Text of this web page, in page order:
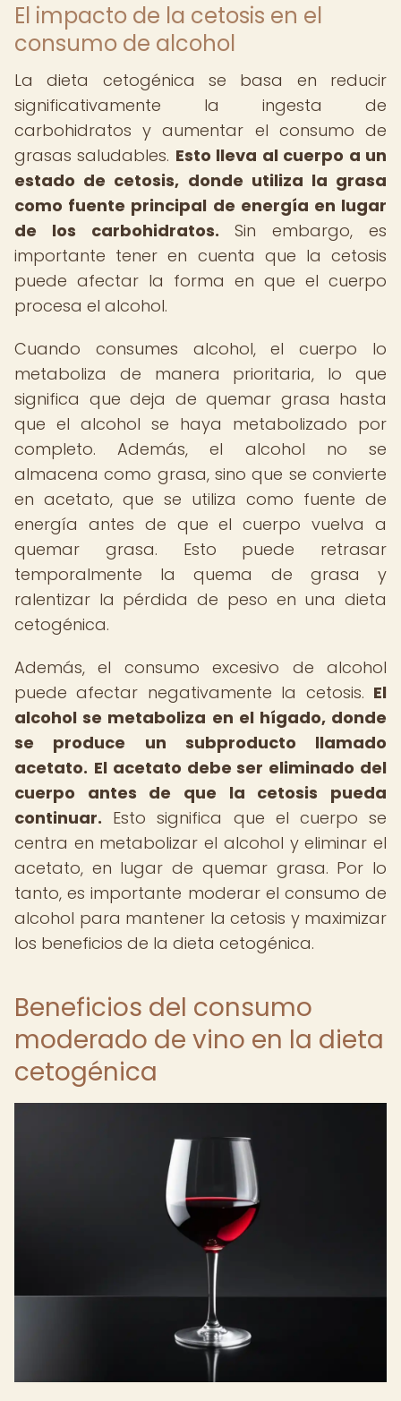
El impacto de la cetosis en el
consumo de alcohol
La dieta cetogénica se basa en reducir
significativamente la ingesta de
carbohidratos y aumentar el consumo de
grasas saludables. Esto lleva al cuerpo a un
estado de cetosis, donde utiliza la grasa
como fuente principal de energía en lugar
de los carbohidratos. Sin embargo, es
importante tener en cuenta que la cetosis
puede afectar la forma en que el cuerpo
procesa el alcohol.
Cuando consumes alcohol, el cuerpo lo
metaboliza de manera prioritaria, lo que
significa que deja de quemar grasa hasta
que el alcohol se haya metabolizado por
completo. Además, el alcohol no se
almacena como grasa, sino que se convierte
en acetato, que se utiliza como fuente de
energía antes de que el cuerpo vuelva a
quemar grasa. Esto puede retrasar
temporalmente la quema de grasa y
ralentizar la pérdida de peso en una dieta
cetogénica.
Además, el consumo excesivo de alcohol
puede afectar negativamente la cetosis. El
alcohol se metaboliza en el hígado, donde
se produce un subproducto llamado
acetato. El acetato debe ser eliminado del
cuerpo antes de que la cetosis pueda
continuar. Esto significa que el cuerpo se
centra en metabolizar el alcohol y eliminar el
acetato, en lugar de quemar grasa. Por lo
tanto, es importante moderar el consumo de
alcohol para mantener la cetosis y maximizar
los beneficios de la dieta cetogénica.
Beneficios del consumo
moderado de vino en la dieta
cetogénica